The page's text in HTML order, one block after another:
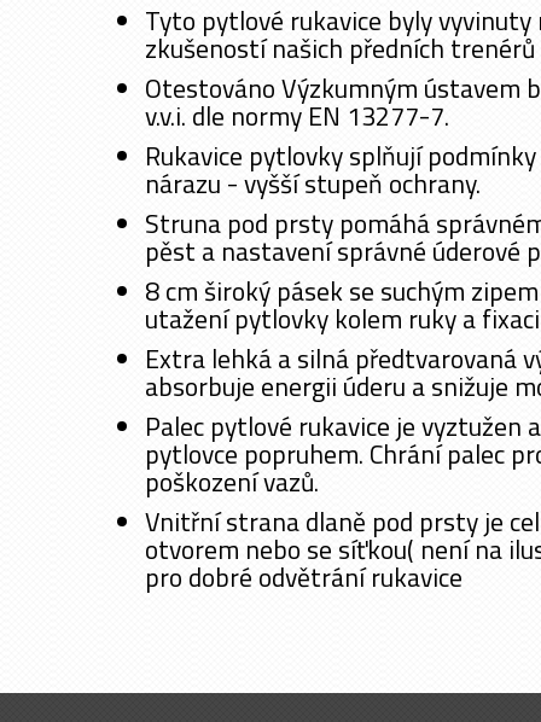
Tyto pytlové rukavice byly vyvinuty
zkušeností našich předních trenérů
Otestováno Výzkumným ústavem
v.v.i. dle normy EN 13277-7.
Rukavice pytlovky splňují
nárazu - vyšší stupeň ochrany.
Struna pod prsty pomáhá
pěst a nastavení správné úderové
8 cm široký pásek se suchým
utažení pytlovky kolem ruky a
Extra lehká a silná předtvarovaná
absorbuje energii úderu a snižuje
Palec pytlové rukavice je vyztužen
pytlovce popruhem. Chrání palec
poškození vazů.
Vnitřní strana dlaně pod prsty je
otvorem nebo se síťkou( není na
pro dobré odvětrání rukavice